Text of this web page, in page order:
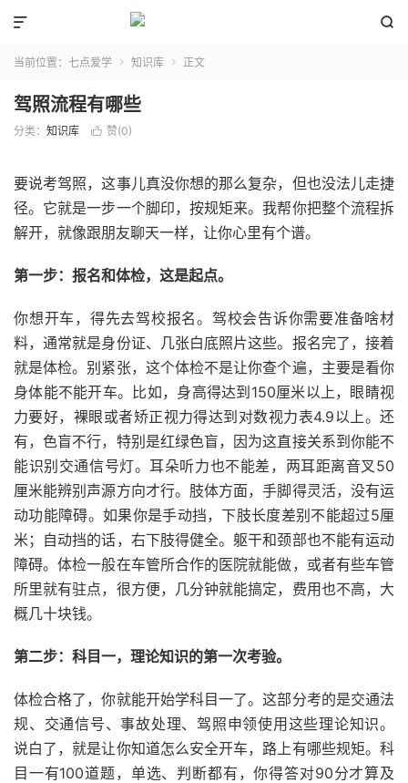


当前位置： 七点爱学  知识库  正文
驾照流程有哪些
分类： 知识库  赞(0)
要说考驾照，这事儿真没你想的那么复杂，但也没法儿走捷
径。它就是一步一个脚印，按规矩来。我帮你把整个流程拆
解开，就像跟朋友聊天一样，让你心里有个谱。
第一步：报名和体检，这是起点。
你想开车，得先去驾校报名。驾校会告诉你需要准备啥材
料，通常就是身份证、几张白底照片这些。报名完了，接着
就是体检。别紧张，这个体检不是让你查个遍，主要是看你
身体能不能开车。比如，身高得达到150厘米以上，眼睛视
力要好，裸眼或者矫正视力得达到对数视力表4.9以上。还
有，色盲不行，特别是红绿色盲，因为这直接关系到你能不
能识别交通信号灯。耳朵听力也不能差，两耳距离音叉50
厘米能辨别声源方向才行。肢体方面，手脚得灵活，没有运
动功能障碍。如果你是手动挡，下肢长度差别不能超过5厘
米；自动挡的话，右下肢得健全。躯干和颈部也不能有运动
障碍。体检一般在车管所合作的医院就能做，或者有些车管
所里就有驻点，很方便，几分钟就能搞定，费用也不高，大
概几十块钱。
第二步：科目一，理论知识的第一次考验。
体检合格了，你就能开始学科目一了。这部分考的是交通法
规、交通信号、事故处理、驾照申领使用这些理论知识。
说白了，就是让你知道怎么安全开车，路上有哪些规矩。科
目一有100道题，单选、判断都有，你得答对90分才算及